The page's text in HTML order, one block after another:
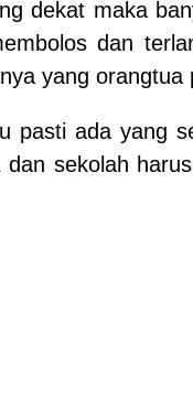
dekat maka
dan
yang
pasti ada yang
sekolah